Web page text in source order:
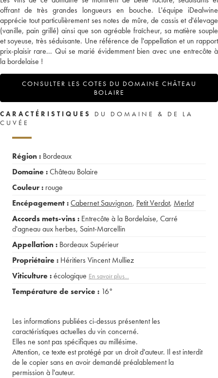
offrant de très grandes longueurs en bouche. L'équipe iDealwine
apprécie tout particulièrement ses notes de mûre, de cassis et d'élevage
(vanille, pain grillé) ainsi que son agréable fraîcheur, sa matière souple
et soyeuse, très séduisante. Une référence de l'appellation et un rapport
prix-plaisir rare... Qui se marié évidemment bien avec une entrecôte à
la bordelaise !
CONSULTER LES COTES DU DOMAINE CHÂTEAU
BOLAIRE
CARACTÉRISTIQUES
DU DOMAINE & DE LA
CUVÉE
Région : Bordeaux
Domaine :Château Bolaire
Couleur : rouge
Encépagement :Cabernet Sauvignon, Petit Verdot, Merlot
Accords mets-vins : Entrecôte à la Bordelaise, Carré
d'agneau aux herbes, Saint-Marcellin
Appellation : Bordeaux Supérieur
Propriétaire : Héritiers Vincent Mulliez
Viticulture :écologique En savoir plus...
Température de service : 16°
Les informations publiées ci-dessus présentent les
caractéristiques actuelles du vin concerné.
Elles ne sont pas spécifiques au millésime.
Attention, ce texte est protégé par un droit d'auteur. Il est interdit
de le copier sans en avoir demandé préalablement la
permission à l'auteur.